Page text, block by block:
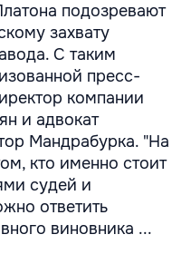
подозревают
захвату
С таким
пресс-
компании
и адвокат
Мандрабурка. "На
кто именно стоит
судей и
ответить
виновника ...